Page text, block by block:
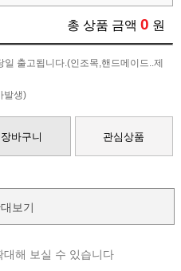
총 상품 금액 0 원
출고됩니다.(인조목,핸드메이드..제
발생)
장바구니 관심상품
보기
대해 보실 수 있습니다